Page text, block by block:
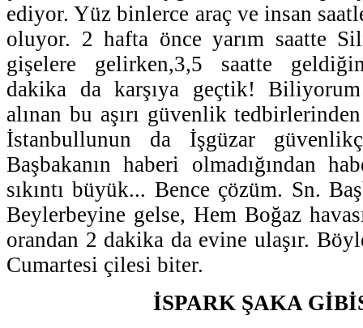
ediyor. Yüz binlerce araç ve insan
oluyor. 2 hafta önce yarım saatte
gişelere gelirken,3,5 saatte
dakika da karşıya geçtik!
alınan bu aşırı güvenlik
İstanbullunun da İşgüzar
Başbakanın haberi olmadığından
sıkıntı büyük... Bence çözüm. Sn.
Beylerbeyine gelse, Hem Boğaz
orandan 2 dakika da evine ulaşır.
Cumartesi çilesi biter.
İSPARK ŞAKA